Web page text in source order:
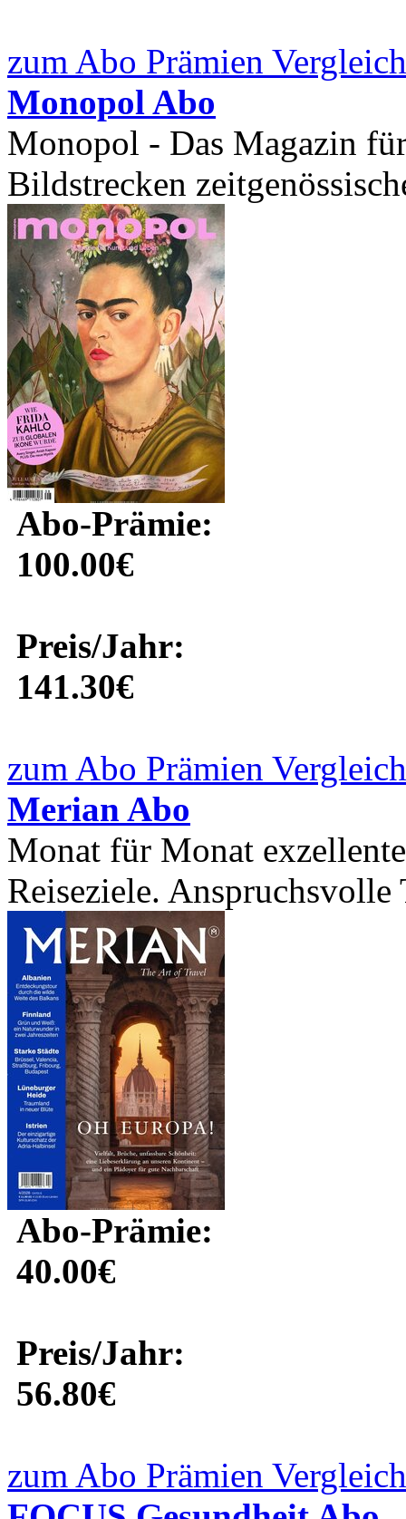
zum Abo Prämien
Monopol Abo
Monopol - Das Magazin
Bildstrecken
Abo-Prämie:
100.00€
Preis/Jahr:
141.30€
zum Abo Prämien
Merian Abo
Monat für Monat
Reiseziele.
Abo-Prämie:
40.00€
Preis/Jahr:
56.80€
zum Abo Prämien